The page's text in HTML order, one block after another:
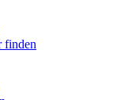
finden